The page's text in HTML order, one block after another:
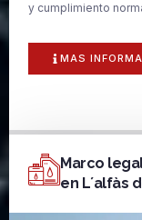
y cumplimiento
MAS
Marco
en L´alfàs